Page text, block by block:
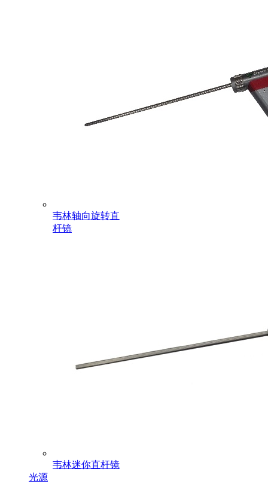
韦林轴向旋转直
杆镜
韦林迷你直杆镜
光源